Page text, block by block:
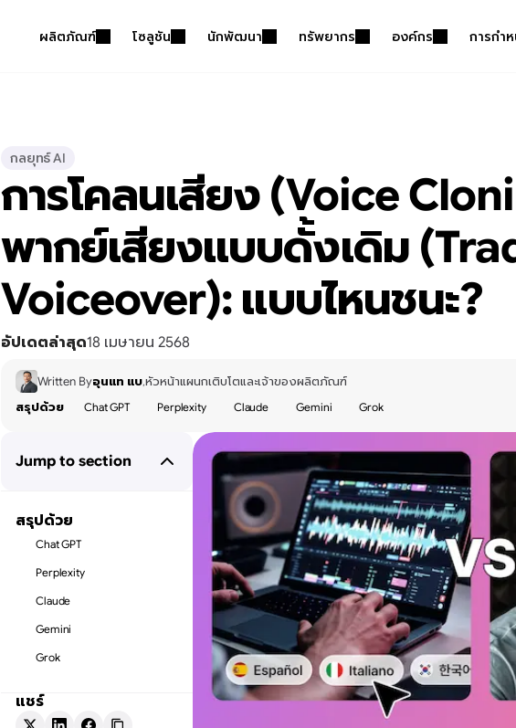
ผลิตภัณฑ์ โซลูชัน นักพัฒนา ทรัพยากร องค์กร การกำ
กลยุทธ์ AI
การโคลนเสียง (Voice
พากย์เสียงแบบดั้งเดิม
Voiceover): แบบไหนชนะ?
อัปเดตล่าสุด18 เมษายน 2568
Written Byอุนแท แบ,หัวหน้าแผนกเติบโตและเจ้าของผลิตภัณฑ์
สรุปด้วย
Chat GPT Perplexity Claude Gemini Grok
Jump to section
สรุปด้วย
Chat GPT
Perplexity
Claude
Gemini
Grok
แชร์